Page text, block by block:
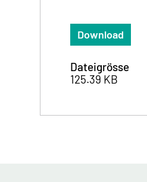
Download
Dateigrösse
125.39 KB